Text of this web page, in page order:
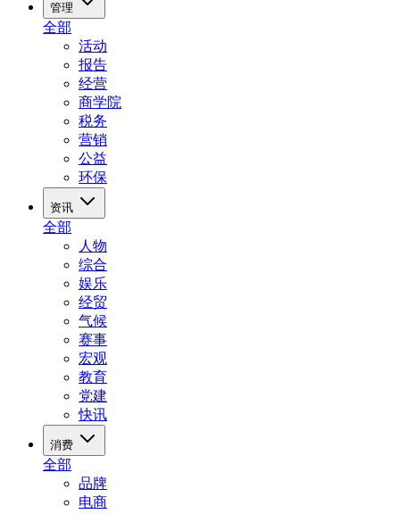
管理
全部
活动
报告
经营
商学院
税务
营销
公益
环保
资讯
全部
人物
综合
娱乐
经贸
气候
赛事
宏观
教育
党建
快讯
消费
全部
品牌
电商